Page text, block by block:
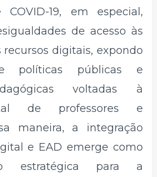
19, em especial,
de acesso às
digitais, expondo
políticas públicas e
voltadas à
de professores e
maneira, a integração
e EAD emerge como
estratégica para a